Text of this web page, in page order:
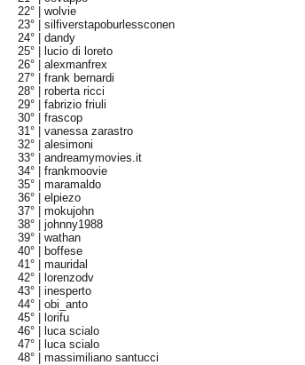
22° |wolvie
23° |silfiverstapoburlessconen
24° |dandy
25° |
lucio di loreto
26° |alexmanfrex
27° |frank bernardi
28° |roberta ricci
29° |fabrizio friuli
30° |frascop
31° |vanessa zarastro
32° |alesimoni
33° |andreamymovies.it
34° |frankmoovie
35° |maramaldo
36° |elpiezo
37° |mokujohn
38° |johnny1988
39° |wathan
40° |
boffese
41° |mauridal
42° |
lorenzodv
43° |inesperto
44° |obi_anto
45° |
lorifu
46° |
luca scialo
47° |
luca scialo
48° |massimiliano santucci